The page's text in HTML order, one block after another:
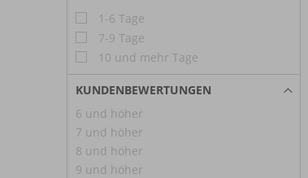
1-6 Tage
7-9 Tage
10 und mehr Tage
KUNDENBEWERTUNGEN
6 und höher
7 und höher
8 und höher
9 und höher